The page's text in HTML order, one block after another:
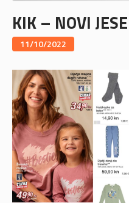
KIK – NOVI
11/10/2022